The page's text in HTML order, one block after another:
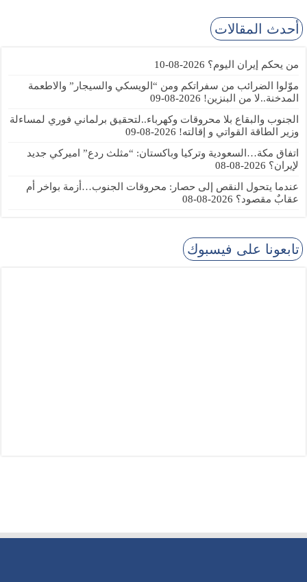
أحدث المقالات
من يحكم إيران اليوم؟ 2026-08-10
موّلوا الضرائب من سفراتكم ومن “الويسكي والسيجار” والاطعمة
المدخنة..لا من البنزين! 2026-08-09
الجنوب والبقاع بلا محروقات وكهرباء..لتحقيق برلماني فوري لمساءلة
وزير الطاقة القواتي و إقالته! 2026-08-09
اتفاق مكة…السعودية وتركيا وباكستان: “مثلث ردع” اميركي جديد
لإيران؟ 2026-08-08
عندما يتحول النقص إلى حصار: محروقات الجنوب…أزمة بواخر أم
عقابٌ مقصود؟ 2026-08-08
تابعونا على فيسبوك